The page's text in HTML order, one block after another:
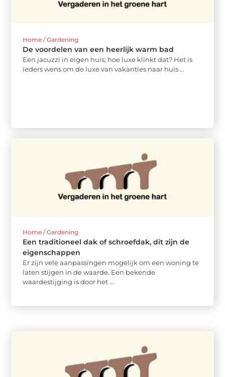
Home / Gardening
De voordelen van een heerlijk warm bad
Een jacuzzi in eigen huis; hoe luxe klinkt dat? Het is
ieders wens om de luxe van vakanties naar huis ...
Home / Gardening
Een traditioneel dak of schroefdak, dit zijn de
eigenschappen
Er zijn vele aanpassingen mogelijk om een woning te
laten stijgen in de waarde. Een bekende
waardestijging is door het ...